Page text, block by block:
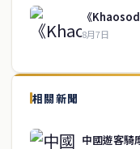
《
8月7日
相關新聞
中國遊客騎